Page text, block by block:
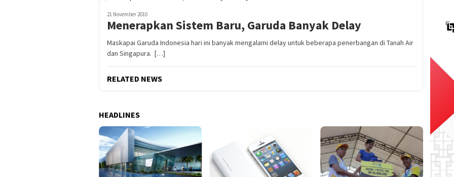
21 November 2010
Menerapkan Sistem Baru, Garuda Banyak Delay
Maskapai Garuda Indonesia hari ini banyak mengalami delay untuk beberapa penerbangan di Tanah Air
dan Singapura. […]
RELATED NEWS
HEADLINES